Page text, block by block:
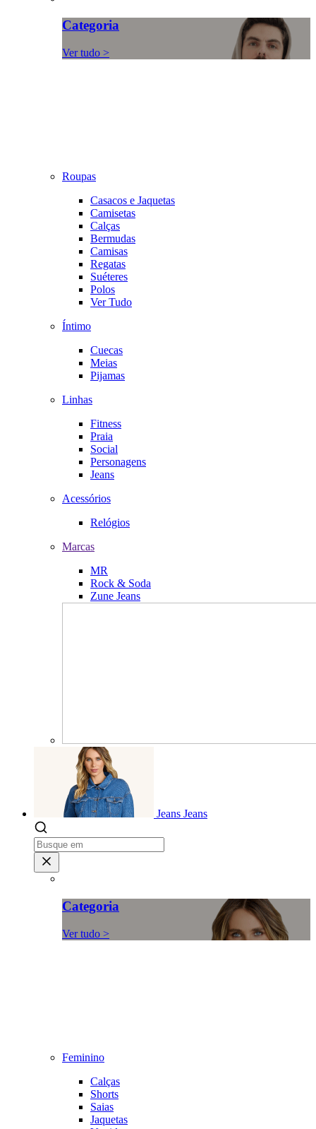
Categoria
Ver tudo >
Roupas
Casacos e Jaquetas
Camisetas
Calças
Bermudas
Camisas
Regatas
Suéteres
Polos
Ver Tudo
Íntimo
Cuecas
Meias
Pijamas
Linhas
Fitness
Praia
Social
Personagens
Jeans
Acessórios
Relógios
Marcas
MR
Rock & Soda
Zune Jeans
Jeans Jeans
Categoria
Ver tudo >
Feminino
Calças
Shorts
Saias
Jaquetas